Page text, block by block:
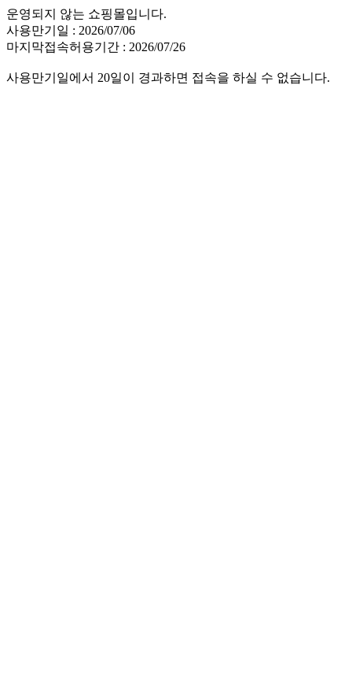
운영되지 않는 쇼핑몰입니다.
사용만기일 : 2026/07/06
마지막접속허용기간 : 2026/07/26
사용만기일에서 20일이 경과하면 접속을 하실 수 없습니다.